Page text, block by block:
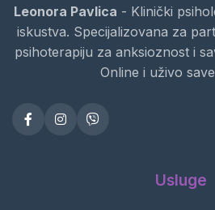
Leonora Pavlica - Klinički
iskustva. Specijalizovana za
psihoterapiju za anksioznost i
Online i uživo
Usluge